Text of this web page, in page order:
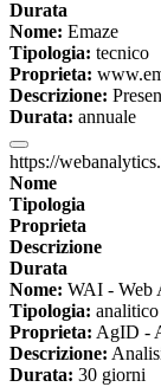
Durata
Nome: Emaze
Tipologia: tecnico
Proprieta:
Descrizione:
Durata: annuale
https://
Nome
Tipologia
Proprieta
Descrizione
Durata
Nome: WAI - Web
Tipologia: analitico
Proprieta: AgID -
Descrizione:
Durata: 30 giorni